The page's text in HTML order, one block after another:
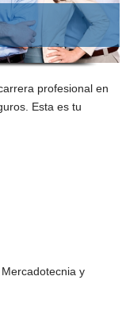
profesional en
Esta es tu
y